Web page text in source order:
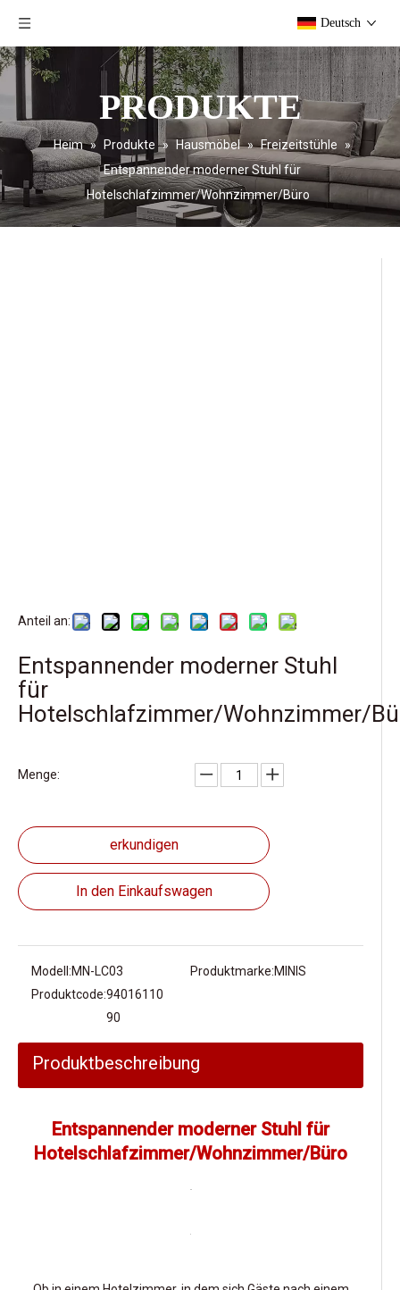
Deutsch
PRODUKTE
Heim » Produkte » Hausmöbel » Freizeitstühle
»
Entspannender moderner Stuhl für
Hotelschlafzimmer/Wohnzimmer/Büro
Anteil an:
Entspannender moderner Stuhl
für
Hotelschlafzimmer/Wohnzimmer/
Menge:
erkundigen
In den Einkaufswagen
Modell:MN-LC03 Produktmarke:MINIS
Produktcode:94016110
90
Produktbeschreibung
Entspannender moderner Stuhl für
Hotelschlafzimmer/Wohnzimmer/Büro